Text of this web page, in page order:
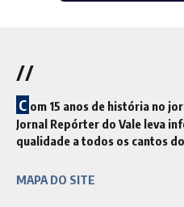
//
C om 15 anos de história no
Jornal Repórter do Vale leva
qualidade a todos os cantos
MAPA DO SITE